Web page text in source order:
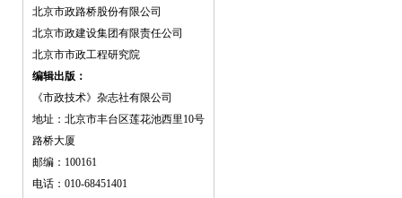
北京市政路桥股份有限公司
北京市政建设集团有限责任公司
北京市市政工程研究院
编辑出版：
《市政技术》杂志社有限公司
地址：北京市丰台区莲花池西里10号
路桥大厦
邮编：100161
电话：010-68451401